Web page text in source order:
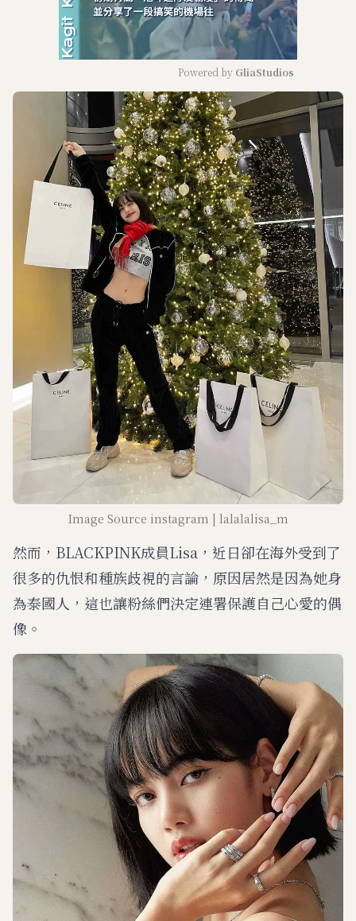
M
u
e
Powered by GliaStudios
Image Source instagram | lalalalisa_m
然而，BLACKPINK成員Lisa，近日卻在海外受到了
很多的仇恨和種族歧視的言論，原因居然是因為她身
為泰國人，這也讓粉絲們決定連署保護自己心愛的偶
像。